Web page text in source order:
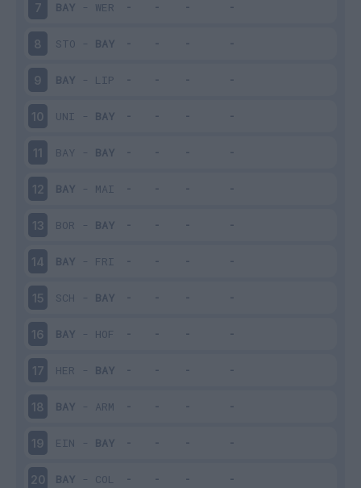
7 BAY - WER
8 STO - BAY
9 BAY - LIP
10 UNI - BAY
11 BAY - BAY
12 BAY - MAI
13 BOR - BAY
14 BAY - FRI
15 SCH - BAY
16 BAY - HOF
17 HER - BAY
18 BAY - ARM
19 EIN - BAY
20 BAY - COL